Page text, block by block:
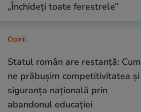
„Închideți toate ferestrele”
Opinii
Statul român are restanță: Cum
ne prăbușim competitivitatea și
siguranța națională prin
abandonul educației